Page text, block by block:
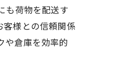
も荷物を配送す
客様との信頼関係
や倉庫を効率的